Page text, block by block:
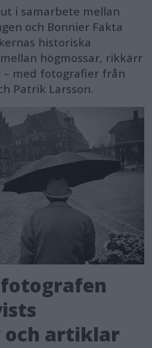
i samarbete mellan
och Bonnier Fakta
historiska
högmossar, rikkärr
– med fotografier från
Patrik Larsson.
artiklar